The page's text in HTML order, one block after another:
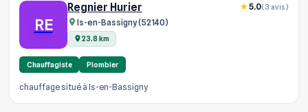
RE
Regnier Hurier
Is-en-Bassigny (52140)
23.8 km
5.0(3 avis)
Chauffagiste Plombier
chauffage situé à Is-en-Bassigny